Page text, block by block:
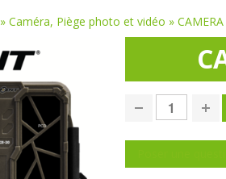
»Caméra, Piège photo et vidéo »